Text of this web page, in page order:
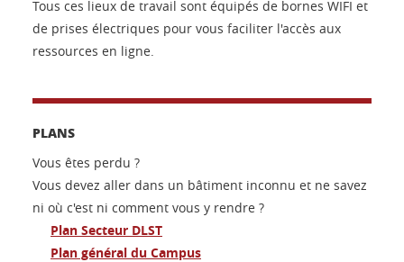
Tous ces lieux de travail sont équipés de bornes WIFI et
de prises électriques pour vous faciliter l'accès aux
ressources en ligne.
PLANS
Vous êtes perdu ?
Vous devez aller dans un bâtiment inconnu et ne savez
ni où c'est ni comment vous y rendre ?
Plan Secteur DLST
Plan général du Campus